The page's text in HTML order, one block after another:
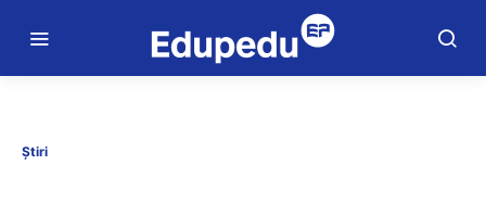
Știri